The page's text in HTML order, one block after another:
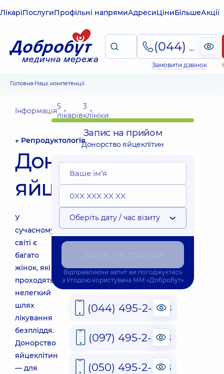
ЛікаріПослугиПрофільні напрямиАдресиЦіниБільшеАкції
(044) 495-2-888
Замовити дзвінок
Головна Наші компетенції
Інформація5
лікарів
3
клініки
← Репродуктологія
Донорство
яйцеклітин
У
сучасному
світі є
багато
жінок, які
проходять
нелегкий
шлях
лікування
безпліддя.
Донорство
яйцеклітин
— для
Запис на прийом
Донорство яйцеклітин
Оберіть дату / час візиту
Відправляючи запит ви погоджуєтесь
з Угодою користувача ММ «Добробут»
(044) 495-2-888
(097) 495-2-888
(050) 495-2-888